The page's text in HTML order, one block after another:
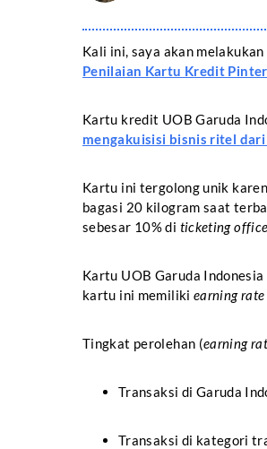
Kali ini, saya akan
Penilaian Kartu Kredit
Kartu kredit UOB Garuda
mengakuisisi bisnis ritel
Kartu ini tergolong unik
bagasi 20 kilogram saat
sebesar 10% di ticketing
Kartu UOB Garuda
kartu ini memiliki earning rate
Tingkat perolehan (earning
Transaksi di Garuda
Transaksi di kategori